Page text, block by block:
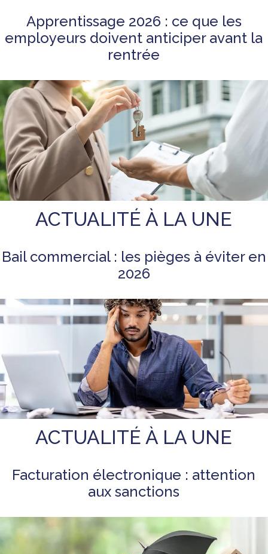
Apprentissage 2026 : ce que les
employeurs doivent anticiper avant la
rentrée
ACTUALITÉ À LA UNE
Bail commercial : les pièges à éviter en
2026
ACTUALITÉ À LA UNE
Facturation électronique : attention
aux sanctions